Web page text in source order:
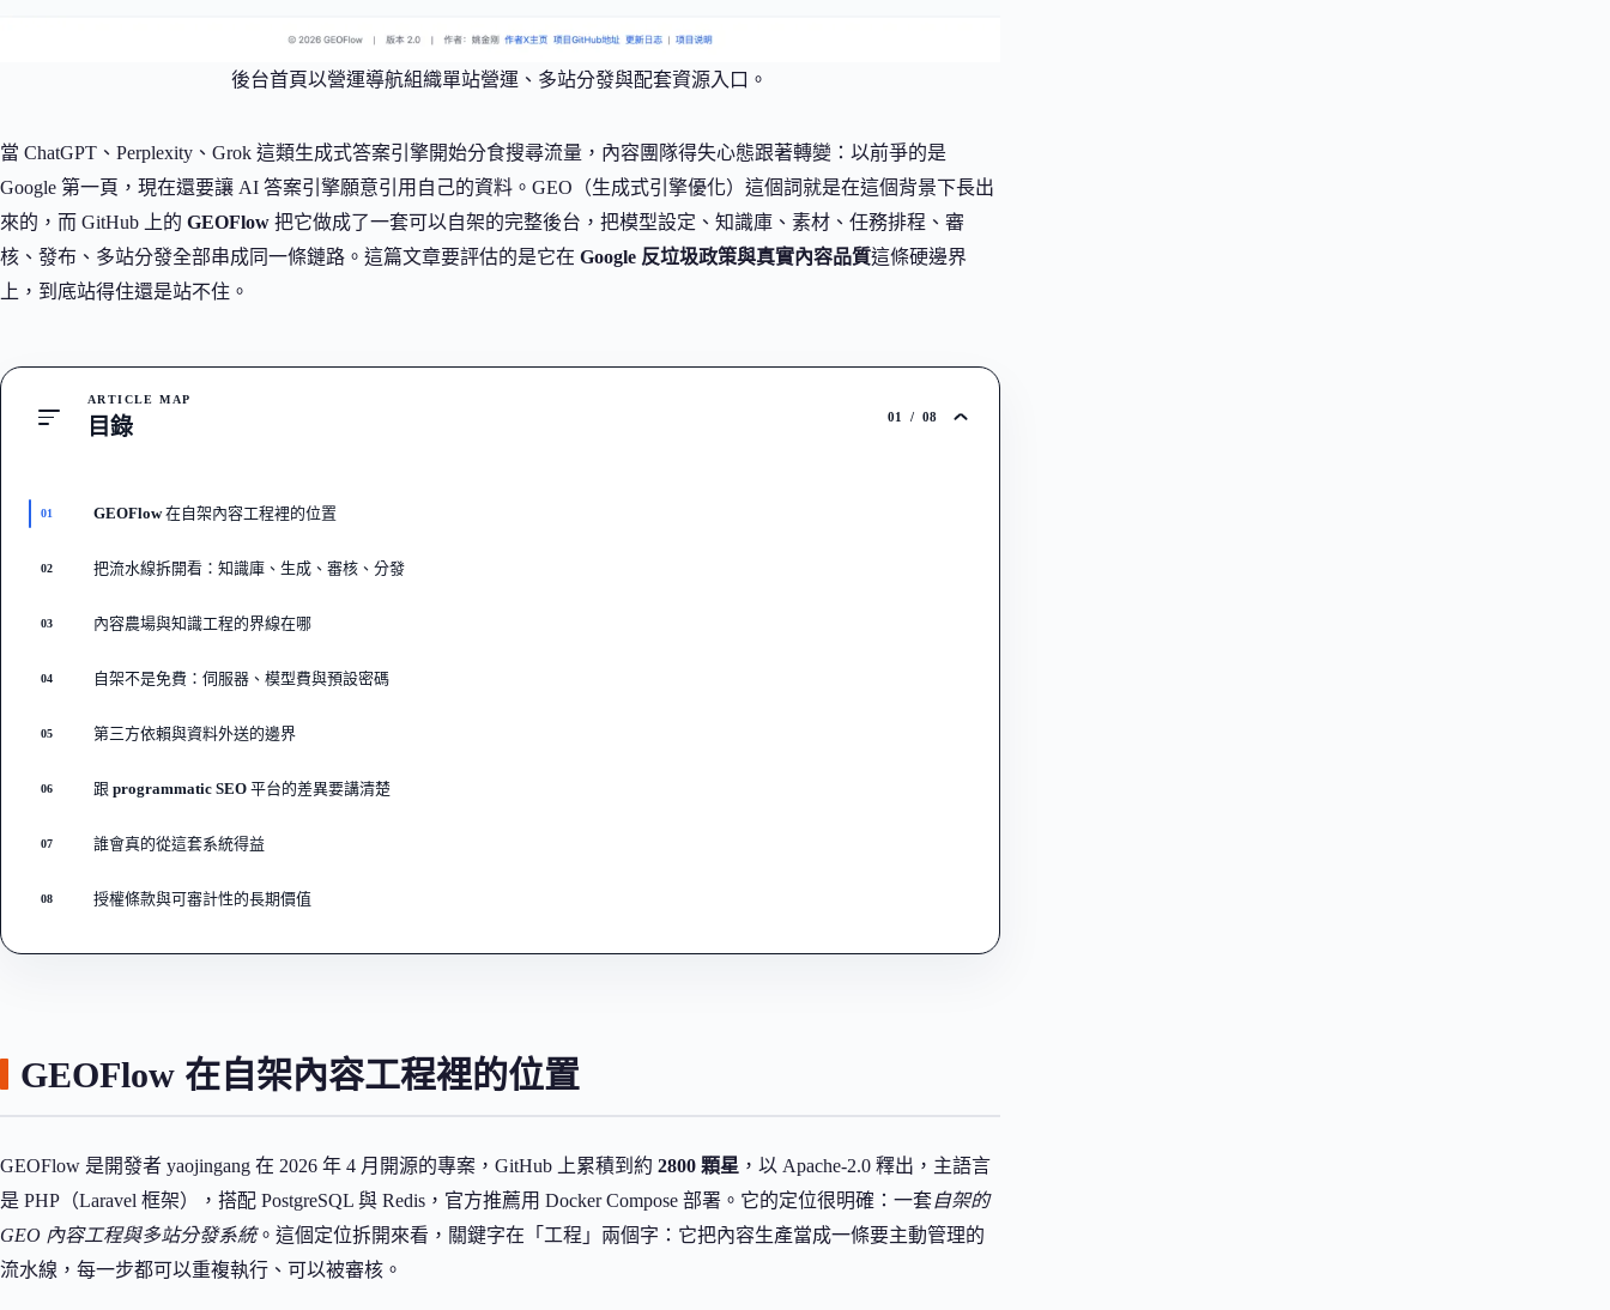
後台首頁以營運導航組織單站營運、多站分發與配套資源入口。
當 ChatGPT、Perplexity、Grok 這類生成式答案引擎開始分食搜尋流量，內容團隊得失心態跟著轉變：以前爭的是
Google 第一頁，現在還要讓 AI 答案引擎願意引用自己的資料。GEO（生成式引擎優化）這個詞就是在這個背景下長出
來的，而 GitHub 上的 GEOFlow 把它做成了一套可以自架的完整後台，把模型設定、知識庫、素材、任務排程、審
核、發布、多站分發全部串成同一條鏈路。這篇文章要評估的是它在 Google 反垃圾政策與真實內容品質這條硬邊界
上，到底站得住還是站不住。
ARTICLE MAP
目錄 01 / 08
01 GEOFlow 在自架內容工程裡的位置
02 把流水線拆開看：知識庫、生成、審核、分發
03 內容農場與知識工程的界線在哪
04 自架不是免費：伺服器、模型費與預設密碼
05 第三方依賴與資料外送的邊界
06 跟 programmatic SEO 平台的差異要講清楚
07 誰會真的從這套系統得益
08 授權條款與可審計性的長期價值
GEOFlow 在自架內容工程裡的位置
GEOFlow 是開發者 yaojingang 在 2026 年 4 月開源的專案，GitHub 上累積到約 2800 顆星 ，以 Apache-2.0 釋出，主語言
是 PHP（Laravel 框架），搭配 PostgreSQL 與 Redis，官方推薦用 Docker Compose 部署。它的定位很明確：一套自架的
GEO 內容工程與多站分發系統。這個定位拆開來看，關鍵字在「工程」兩個字：它把內容生產當成一條要主動管理的
流水線，每一步都可以重複執行、可以被審核。